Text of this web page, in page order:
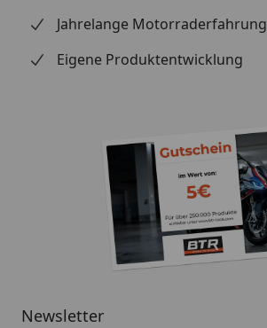
Jahrelange Motorraderfahrung
Eigene Produktentwicklung
Newsletter